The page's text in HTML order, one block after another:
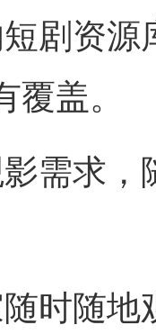
剧资源
盖。
需求，
时随地